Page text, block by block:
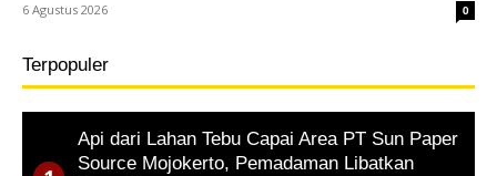
6 Agustus 2026 0
Terpopuler
Api dari Lahan Tebu Capai Area PT Sun Paper
Source Mojokerto, Pemadaman Libatkan